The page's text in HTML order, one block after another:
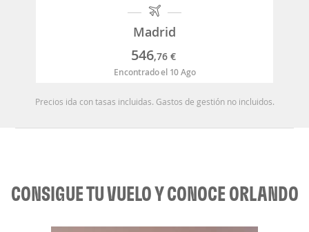
Madrid
546,76 €
Encontrado el 10 Ago
Precios ida con tasas incluidas. Gastos de gestión no incluidos.
CONSIGUE TU VUELO Y CONOCE ORLANDO